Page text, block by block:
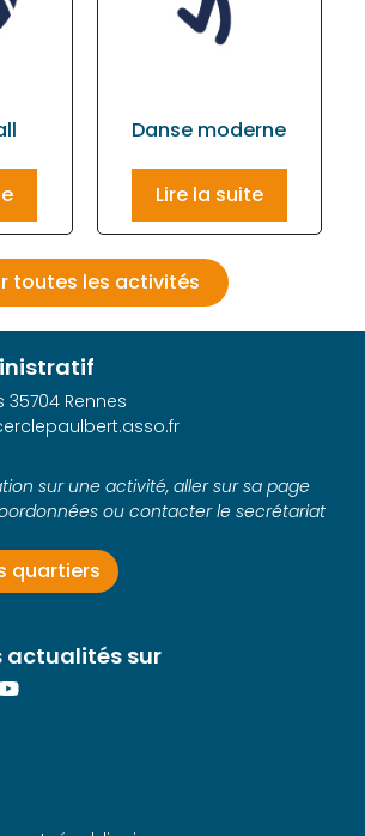
Danse moderne
Lire la suite
toutes les activités
actualités sur
35704 Rennes
sur une activité, aller sur sa page
ou contacter le secrétariat
quartiers